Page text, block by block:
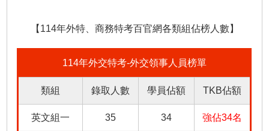
【114年外特、商務特考百官網各類組佔榜人數】
114年外交特考-外交領事人員榜單
類組 錄取人數 學員佔額 TKB佔額
英文組一 35 34 強佔34名